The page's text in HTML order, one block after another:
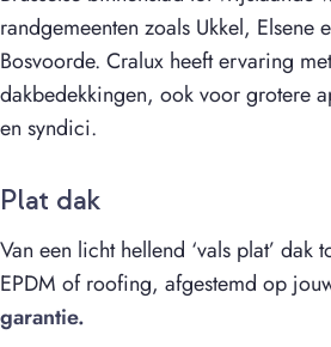
randgemeenten zoals Ukkel, Elsene
Bosvoorde. Cralux heeft ervaring
dakbedekkingen, ook voor grotere
en syndici.
Plat dak
Van een licht hellend ‘vals plat’
EPDM of roofing, afgestemd op
garantie.